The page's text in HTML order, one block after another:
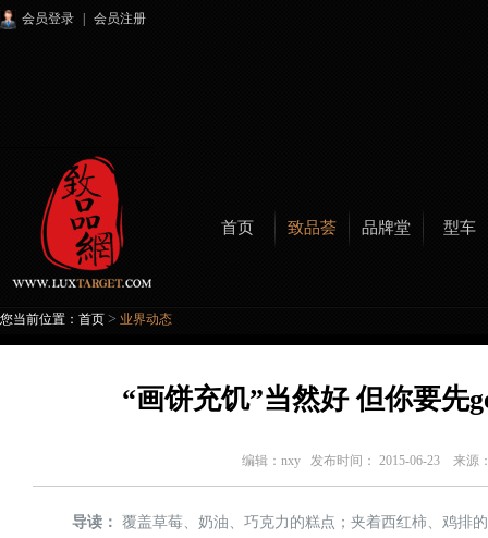
会员登录 会员注册
首页 致品荟 品牌堂 型车
您当前位置： 首页 > 业界动态
“画饼充饥”当然好 但你要先
编辑： nxy 发布时间： 2015-06-23 来源
导读： 覆盖草莓、奶油、巧克力的糕点；夹着西红柿、鸡排